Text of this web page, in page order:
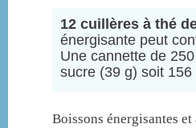
12 cuillères à thé
énergisante peut
Une cannette de
sucre (39 g) soit 156
Boissons énergisantes